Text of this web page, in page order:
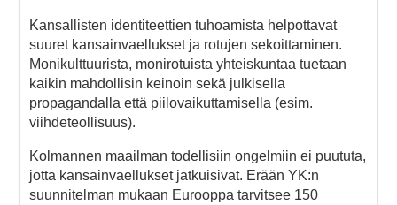
Kansallisten identiteettien tuhoamista helpottavat
suuret kansainvaellukset ja rotujen sekoittaminen.
Monikulttuurista, monirotuista yhteiskuntaa tuetaan
kaikin mahdollisin keinoin sekä julkisella
propagandalla että piilovaikuttamisella (esim.
viihdeteollisuus).
Kolmannen maailman todellisiin ongelmiin ei puututa,
jotta kansainvaellukset jatkuisivat. Erään YK:n
suunnitelman mukaan Eurooppa tarvitsee 150